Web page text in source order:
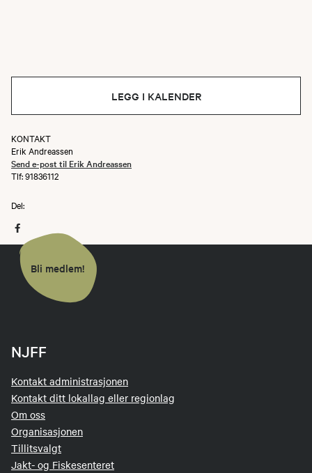
LEGG I KALENDER
KONTAKT
Erik Andreassen
Send e-post til Erik Andreassen
Tlf: 91836112
Del:
Bli medlem!
NJFF
Kontakt administrasjonen
Kontakt ditt lokallag eller regionlag
Om oss
Organisasjonen
Tillitsvalgt
Jakt- og Fiskesenteret